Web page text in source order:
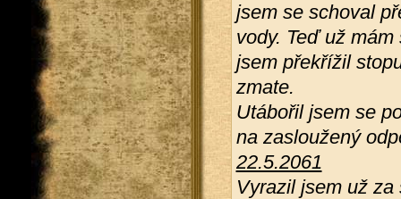
jsem se schoval
vody. Teď už
jsem překřížil
zmate.
Utábořil jsem se
na zasloužený
22.5.2061
Vyrazil jsem už